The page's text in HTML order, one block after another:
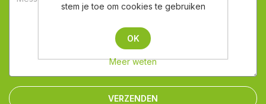
VERZENDEN
stem je toe om cookies te gebruiken
OK
Meer weten